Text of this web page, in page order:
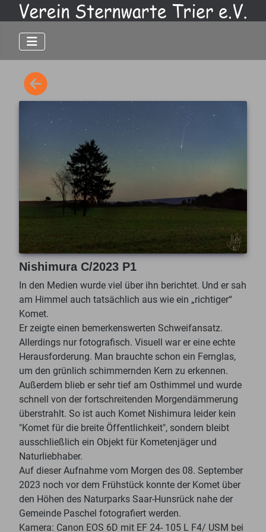
Nishimura C/2023 P1
In den Medien wurde viel über ihn berichtet. Und er sah
am Himmel auch tatsächlich aus wie ein „richtiger“
Komet.
Er zeigte einen bemerkenswerten Schweifansatz.
Allerdings nur fotografisch. Visuell war er eine echte
Herausforderung. Man brauchte schon ein Fernglas,
um den grünlich schimmernden Kern zu erkennen.
Außerdem blieb er sehr tief am Osthimmel und wurde
schnell von der fortschreitenden Morgendämmerung
überstrahlt. So ist auch Komet Nishimura leider kein
"Komet für die breite Öffentlichkeit", sondern bleibt
ausschließlich ein Objekt für Kometenjäger und
Naturliebhaber.
Auf dieser Aufnahme vom Morgen des 08. September
2023 noch vor dem Frühstück konnte der Komet über
den Höhen des Naturparks Saar-Hunsrück nahe der
Gemeinde Paschel fotografiert werden.
Kamera: Canon EOS 6D mit EF 24- 105 L F4/ USM bei